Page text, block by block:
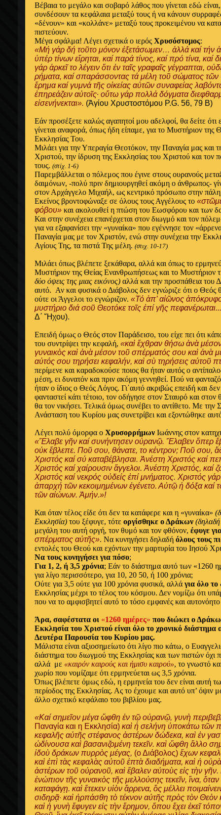
Βέβαια το μεγάλο και σοβαρό λάθος που γίνεται εδώ
συνδέσουν τα κεφάλαια μεταξύ τους ή να κάνουν
«δένουν» και «κολλάνε» μεταξύ τους προκειμένου να
πιστεύουν.
Μέγα σφάλμα! Λέγει σχετικά ο ιερός Χρυσόστομος:
«Μή γάρ δή τοῦτο μόνον ἐξετάσωμεν… ἀλλά καί τήν
ὑπέρ τίνων εἴρηται, καί παρά τίνος, καί πρό τίνα, καί
γάρ ἀρκεῖ το λέγειν ὅτι ἐν ταῖς γραφαῖς γέγραπται,
ρήματα, καί σπαράσσοντας τά μέλη τοῦ σώματος
ἔρημα καί γυμνά τῆς οἰκείας αὐτῶν συναφείας
ἐπηρεάζειν αὐτοῖς∙ οὕτω γάρ πολλά δόγματα
εἰσενήνεκται». (Ἁγίου Χρυστοστόμου P.G. 56, 79 Β)
Εάν προσέξετε καλώς αγαπητοί μου αδελφοί, θα δείτε ότι
γίνεται αναφορά, όπως ήδη είπαμε, για το Μυστήριον της
Εκκλησίας Του.
Μιλάει για την Υπεραγία Θεοτόκον, την Παναγία μας και
Χριστού, την ίδρυση της Εκκλησίας του Χριστού και τον
τους. (στίχ. 1-6)
Παρεμβάλλεται ο πόλεμος που έγινε στους ουρανούς
δαιμόνων, -πολύ πριν δημιουργηθεί ακόμη ο άνθρωπος-
στον Αρχάγγελο Μιχαήλ, ως κεντρικό πρόσωπο στην
Εκείνος βροντοφώναξε σε όλους τους Αγγέλους το
φόβου» και ακολουθεί η πτώση του Εωσφόρου και των
Και στην συνέχεια επανέρχεται στον διωγμό και τον
για να εξαφανίσει την «γυναίκα» που εγέννησε τον
Παναγία μας με τον Χριστόν, ενώ στην συνέχεια την
Αγίους Της, τα πιστά Της μέλη. (στιχ. 10-17)
Μιλάει όπως βλέπετε ξεκάθαρα, αλλά και όπως το
Μυστήριον της Θείας Ενανθρωπήσεως και το Μυστήριον
δύο όψεις της μιας εικόνος) αλλά και την προσπάθεια του
αυτό. Αν και φυσικά ο Διάβολος δεν εγνώριζε ότι ο Θεός
ούτε οι Άγγελοι το εγνώριζον. «Τό ἀπ’ αἰῶνος
μυστήριο διά σοῦ Θεοτόκε τοῖς ἐπί γῆς
Δ΄ Ἤχου).
Επειδή όμως ο Θεός στον Παράδεισο, του είχε πει ότι
του συντρίψει την κεφαλή, «καὶ ἔχθραν θήσω ἀνὰ
γυναικὸς καὶ ἀνὰ μέσον τοῦ σπέρματός σου καὶ ἀνὰ
αὐτός σου τηρήσει κεφαλήν, καὶ σὺ τηρήσεις αὐτοῦ
περίμενε και καραδοκούσε ποιος θα ήταν αυτός ο
μέση, ει δυνατόν και πριν ακόμη γεννηθεί. Πού να
ήταν ο ίδιος ο Θεός Λόγος. Γι΄αυτό ακριβώς επειδή και
φανταστεί κάτι τέτοιο, τον οδήγησε στον Σταυρό και στον
θα τον νικήσει. Τελικά όμως συνέβει το αντίθετο. Με την
Ανάσταση του Κυρίου μας συνετρίβει και εξοντώθηκε
Λέγει πολύ όμορφα ο Χρυσορρήμων Ιωάννης στον
«Ἔλαβε γῆν καί συνήντησεν οὐρανῷ. Ἔλαβεν ὅπερ
οὐκ ἔβλεπε. Ποῦ σου, θάνατε, το κέντρον; Ποῦ σου,
Χριστός καί σύ καταβέβλησαι. Ἀνέστη Χριστός καί
Χριστός καί χαίρουσιν ἄγγελοι. Ἀνέστη Χριστός, καί
Χριστός καί νεκρός οὐδείς ἐπί μνήματος. Χριστός
ἀπαρχή τῶν κεκοιμημένων ἐγένετο. Αὐτῷ ἡ δόξα καί
τῶν αἰώνων. Ἀμήν.»!
Και όταν τέλος είδε ότι δεν τα κατάφερε και η «γυναίκα»
Εκκλησία) του ξέφυγε, τότε οργίσθηκε ο Δράκων
μεγάλη του αυτή οργή, τον θυμό και τον φθόνον, έφυγε
σπέρματος αὐτῆς». Να κυνηγήσει δηλαδή όλους τους
εντολές του Θεού και εχόντων την μαρτυρία του Ιησού
Να τους κυνηγήσει για πόσο;
Για 1, 2, ή 3,5 χρόνια; Εάν το διάστημα αυτό των «1260
για λίγο περισσότερο, για 10, 20 50, ή 100 χρόνια;
Ούτε για 3,5 ούτε για 100 χρόνια φυσικά, αλλά για όλο
Εκκλησίας μέχρι το τέλος του κόσμου. Δεν νομίζω ότι
που να το αμφισβητεί αυτό το τόσο εμφανές και
Άρα, σαφέστατα οι «1260 ημέρες» που διώκει ο
Εκκλησία του Χριστού είναι όλο το χρονικό
Δευτέρα Παρουσία του Κυρίου μας.
Μάλιστα είναι αξιοσημείωτο ότι λίγο πιο κάτω, ο
διάστημα του διωγμού της Εκκλησίας και των πιστών όχι
αλλά με «καιρόν καιρούς και ήμισυ καιρού», το γνωστό
χωρίο που νομίζαμε ότι ερμηνεύεται ως 3,5 χρόνια.
Όπως βλέπετε όμως εδώ, η ερμηνεία του δεν είναι αυτή
περίοδος της Εκκλησίας. Ας το έχουμε και αυτό υπ’ όψιν
άλλο σχετικό κεφάλαιο του βιβλίου μας.
«Καί σημεῖον μέγα ὤφθη ἐν τῷ οὐρανῷ, γυνὴ
Παναγία και η Εκκλησία) καὶ ἡ σελήνη ὑποκάτω τῶν
κεφαλῆς αὐτῆς στέφανος ἀστέρων δώδεκα, καὶ ἐν
ὠδίνουσα καὶ βασανιζομένη τεκεῖν. καὶ ὤφθη ἄλλο
ἰδοὺ δράκων πυρρὸς μέγας, (ο Διάβολος) ἔχων
καὶ ἐπὶ τὰς κεφαλὰς αὐτοῦ ἑπτὰ διαδήματα, καὶ ἡ
ἀστέρων τοῦ οὐρανοῦ, καὶ ἔβαλεν αὐτοὺς εἰς τὴν
ἐνώπιον τῆς γυναικὸς τῆς μελλούσης τεκεῖν, ἵνα,
καταφάγῃ. καὶ ἔτεκεν υἱὸν ἄρρενα, ὃς μέλλει
σιδηρᾷ· καὶ ἡρπάσθη τὸ τέκνον αὐτῆς πρὸς τὸν
καὶ ἡ γυνὴ ἔφυγεν εἰς τὴν ἔρημον, ὅπου ἔχει ἐκεῖ